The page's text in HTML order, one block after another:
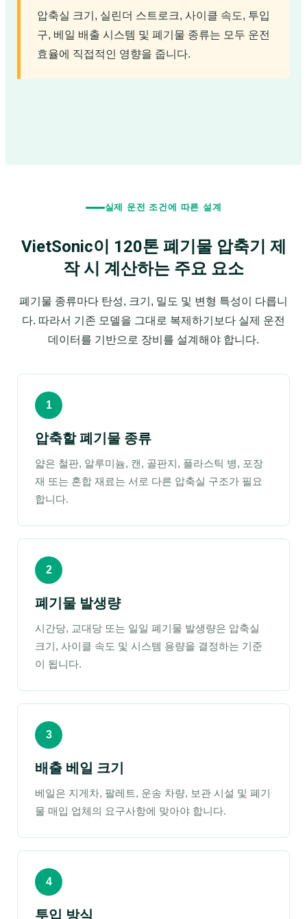
압축실 크기, 실린더 스트로크, 사이클 속도, 투입
구, 베일 배출 시스템 및 폐기물 종류는 모두 운전
효율에 직접적인 영향을 줍니다.
실제 운전 조건에 따른 설계
VietSonic이 120톤 폐기물 압축기 제
작 시 계산하는 주요 요소
폐기물 종류마다 탄성, 크기, 밀도 및 변형 특성이 다릅니
다. 따라서 기존 모델을 그대로 복제하기보다 실제 운전
데이터를 기반으로 장비를 설계해야 합니다.
1
압축할 폐기물 종류
얇은 철판, 알루미늄, 캔, 골판지, 플라스틱 병, 포장
재 또는 혼합 재료는 서로 다른 압축실 구조가 필요
합니다.
2
폐기물 발생량
시간당, 교대당 또는 일일 폐기물 발생량은 압축실
크기, 사이클 속도 및 시스템 용량을 결정하는 기준
이 됩니다.
3
배출 베일 크기
베일은 지게차, 팔레트, 운송 차량, 보관 시설 및 폐기
물 매입 업체의 요구사항에 맞아야 합니다.
4
투입 방식